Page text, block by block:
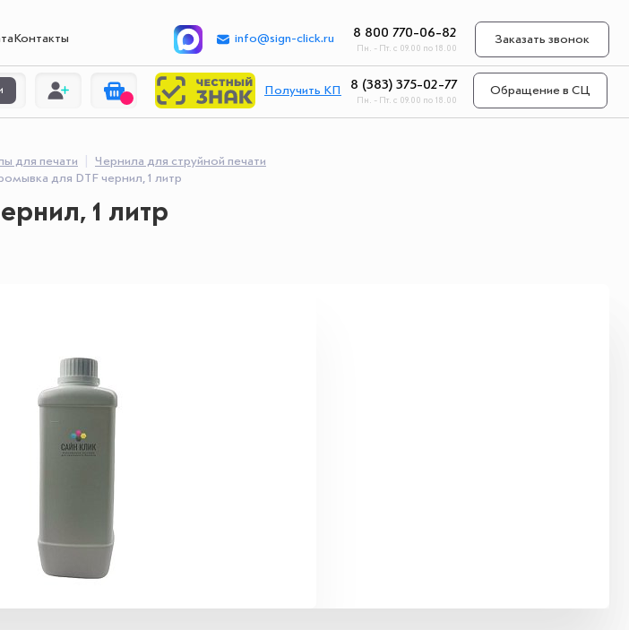
Контакты info@sign-click.ru 8 800 770-06-82
Пн. - Пт. с 09.00 по 18.00
Заказать звонок
Получить КП 8 (383) 375-02-77
Пн. - Пт. с 09.00 по 18.00
Обращение в СЦ
для печати
Чернила для струйной печати
для DTF чернил, 1 литр
1 литр